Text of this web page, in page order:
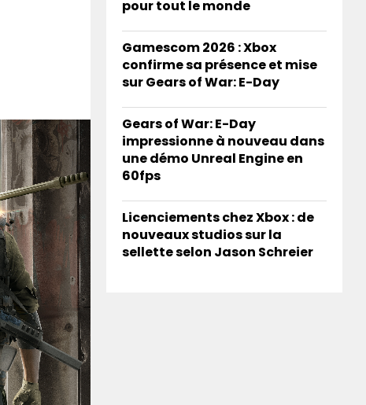
pour tout le monde
Gamescom 2026 : Xbox
confirme sa présence et mise
sur Gears of War: E-Day
Gears of War: E-Day
impressionne à nouveau dans
une démo Unreal Engine en
60fps
Licenciements chez Xbox : de
nouveaux studios sur la
sellette selon Jason Schreier